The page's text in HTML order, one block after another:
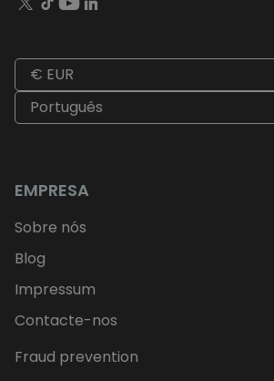
€ EUR
Português
EMPRESA
Sobre nós
Blog
Impressum
Contacte-nos
Fraud prevention